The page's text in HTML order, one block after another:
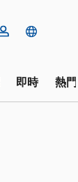
即時 熱